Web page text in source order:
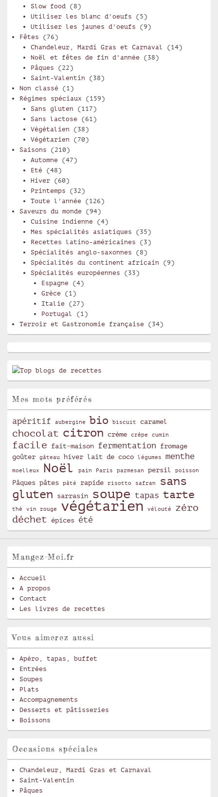
Slow food (8)
Utiliser les blanc d'oeufs (5)
Utiliser les jaunes d'oeufs (9)
Fêtes (76)
Chandeleur, Mardi Gras et Carnaval (14)
Noël et fêtes de fin d'année (38)
Pâques (22)
Saint-Valentin (38)
Non classé (1)
Régimes spéciaux (159)
Sans gluten (117)
Sans lactose (61)
Végétalien (38)
Végétarien (70)
Saisons (210)
Automne (47)
Eté (48)
Hiver(60)
Printemps (32)
Toute l'année (126)
Saveurs du monde (94)
Cuisine indienne (4)
Mes spécialités asiatiques (35)
Recettes latino-américaines (3)
Spécialités anglo-saxonnes (8)
Spécialités du continent africain (9)
Spécialités européennes (33)
Espagne (4)
Grèce (1)
Italie (27)
Portugal
(1)
Terroir et Gastronomie française (34)
Mes mots préférés
apéritif aubergine bio biscuit caramel
chocolat citron crème crêpe cumin
facile fait-maison fermentation
fromage
goûter
gâteau hiver lait de coco légumes menthe
moelleux Noël pain Paris parmesan persil poisson
Pâques pâtes pâté rapide risotto safran
sans
gluten
sarrasin soupe tapas tarte
thé vin rouge végétarien vélouté
zéro
déchet
épices été
Mangez-Moi.fr
Accueil
A propos
Contact
Les livres de recettes
Vous aimerez aussi
Apéro, tapas, buffet
Entrées
Soupes
Plats
Accompagnements
Desserts et pâtisseries
Boissons
Occasions spéciales
Chandeleur, Mardi Gras et Carnaval
Saint-Valentin
Pâques